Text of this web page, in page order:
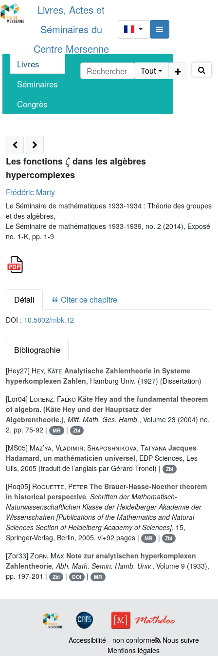
Livres, Actes et
Séminaires du
Centre Mersenne
Livres
Séminaires
Congrès
Tout
Les fonctions
dans les algèbres
hypercomplexes
Frédéric Marty
Le Séminaire de mathématiques 1933-1934 : Théorie des groupes
et des algèbres,
Le Séminaire de mathématiques 1933-1939, no. 2 (2014), Exposé
no. 1-K, pp. 1-9
Détail Citer ce chapitre
DOI : 10.5802/mbk.12
Bibliographie
[Hey27] Hey, Käte Analytische Zahlentheorie in Systeme
hyperkomplexen Zahlen, Hamburg Univ. (1927) (Dissertation)
[Lor04] Lorenz, Falko Käte Hey and the fundamental theorem
of algebra. (Käte Hey und der Hauptsatz der
Algebrentheorie.), Mitt. Math. Ges. Hamb., Volume 23 (2004) no.
2, pp. 75-92 |
MR | Zbl
[MS05] Maz’ya, Vladimir; Shaposhnikova, Tatyana Jacques
Hadamard, un mathématicien universel, EDP-Sciences, Les
Ulis, 2005 (traduit de l’anglais par Gérard Tronel) |
Zbl
[Roq05] Roquette, Peter The Brauer-Hasse-Noether theorem
in historical perspective, Schriften der Mathematisch-
Naturwissenschaftlichen Klasse der Heidelberger Akademie der
Wissenschaften [Publications of the Mathematics and Natural
Sciences Section of Heidelberg Academy of Sciences], 15,
Springer-Verlag, Berlin, 2005, vi+92 pages |
MR | Zbl
[Zor33] Zorn, Max Note zur analytischen hyperkomplexen
Zahlentheorie, Abh. Math. Semin. Hamb. Univ., Volume 9 (1933),
pp. 197-201 |
Zbl | DOI | MR
Accessibilité - non conforme Nous suivre
Mentions légales